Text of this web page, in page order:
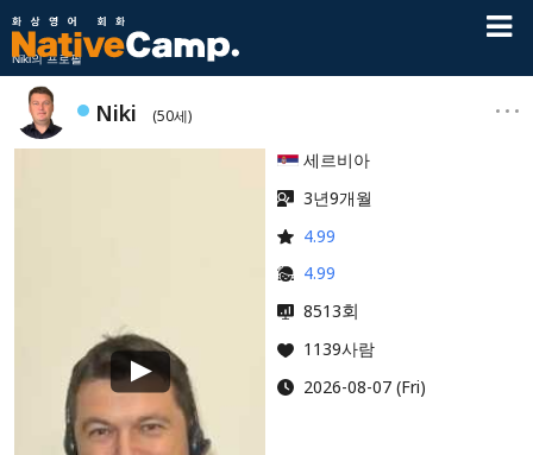
Niki의 프로필
Niki (50세)
세르비아
3년9개월
4.99
4.99
8513회
1139사람
2026-08-07 (Fri)